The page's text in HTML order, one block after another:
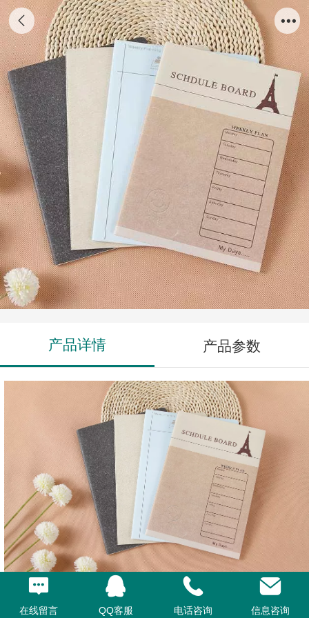
学生车线笔记本系列 7#
产品详情 产品参数
在线留言 QQ客服 电话咨询 信息咨询